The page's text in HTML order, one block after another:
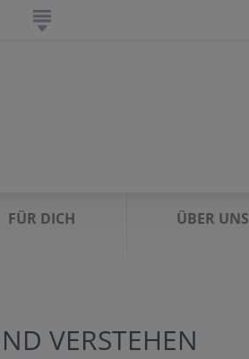
FÜR DICH ÜBER UNS
VERSTEHEN